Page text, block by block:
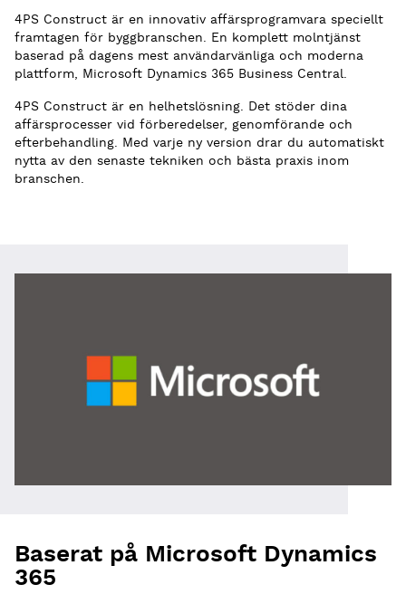
4PS Construct är en innovativ affärsprogramvara speciellt
framtagen för byggbranschen. En komplett molntjänst
baserad på dagens mest användarvänliga och moderna
plattform, Microsoft Dynamics 365 Business Central.
4PS Construct är en helhetslösning. Det stöder dina
affärsprocesser vid förberedelser, genomförande och
efterbehandling. Med varje ny version drar du automatiskt
nytta av den senaste tekniken och bästa praxis inom
branschen.
Baserat på Microsoft Dynamics
365